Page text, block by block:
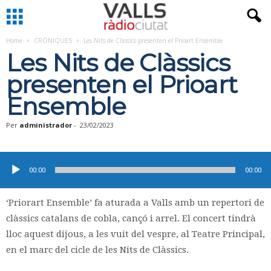
Home CRÒNIQUES Les Nits de Clàssics presenten el Prioart Ensemble
Les Nits de Clàssics
presenten el Prioart
Ensemble
Per administrador - 23/02/2023
d'àudio
00:00 00:00
‘Priorart Ensemble’ fa aturada a Valls amb un repertori de
clàssics catalans de cobla, cançó i arrel. El concert tindrà
lloc aquest dijous, a les vuit del vespre, al Teatre Principal,
en el marc del cicle de les Nits de Clàssics.